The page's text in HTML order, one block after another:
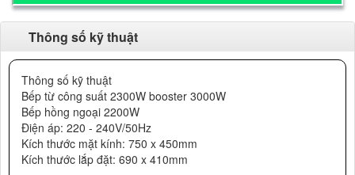
Thông số kỹ thuật
Thông số kỹ thuật
Bếp từ công suất 2300W booster 3000W
Bếp hồng ngoại 2200W
Điện áp: 220 - 240V/50Hz
Kích thước mặt kính: 750 x 450mm
Kích thước lắp đặt: 690 x 410mm